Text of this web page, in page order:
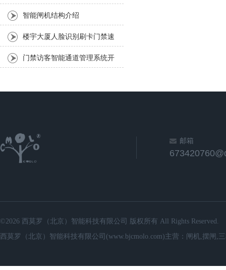
流程
智能闸机结构介绍
楼宇大厦人脸识别刷卡门禁速
通门功能
门禁访客智能通道管理系统开
邮箱
©2026 西莫罗（北京）智能科技有限公司 版权所有 All Rights Reserved.
西莫罗（北京）智能科技有限公司(www.bjcmolo.com)主营：闸机,摆闸,